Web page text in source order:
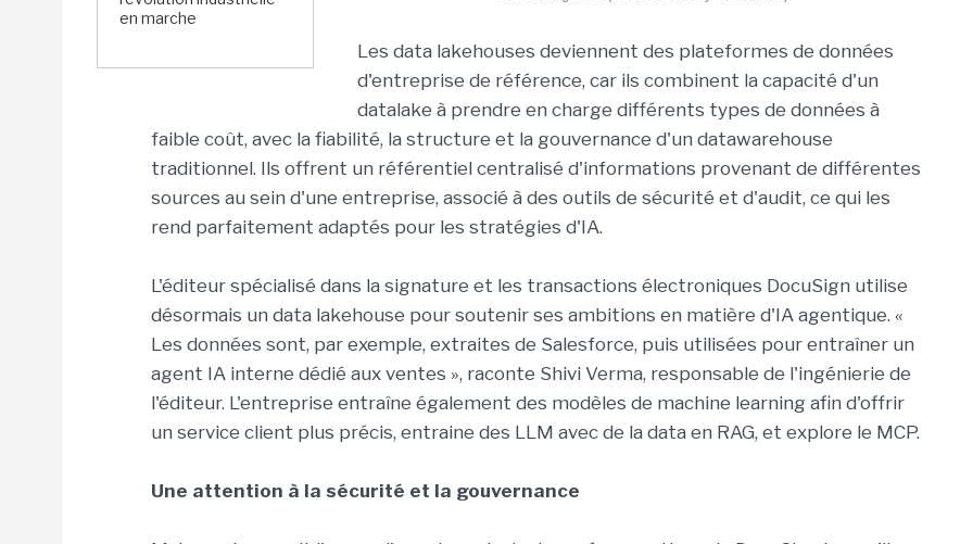
en marche
Les data lakehouses deviennent des plateformes de données
d'entreprise de référence, car ils combinent la capacité d'un
datalake à prendre en charge différents types de données à
faible coût, avec la fiabilité, la structure et la gouvernance d'un datawarehouse
traditionnel. Ils offrent un référentiel centralisé d'informations provenant de différentes
sources au sein d'une entreprise, associé à des outils de sécurité et d'audit, ce qui les
rend parfaitement adaptés pour les stratégies d'IA.
L'éditeur spécialisé dans la signature et les transactions électroniques DocuSign utilise
désormais un data lakehouse pour soutenir ses ambitions en matière d'IA agentique. «
Les données sont, par exemple, extraites de Salesforce, puis utilisées pour entraîner un
agent IA interne dédié aux ventes », raconte Shivi Verma, responsable de l'ingénierie de
l'éditeur. L'entreprise entraîne également des modèles de machine learning afin d'offrir
un service client plus précis, entraine des LLM avec de la data en RAG, et explore le MCP.
Une attention à la sécurité et la gouvernance